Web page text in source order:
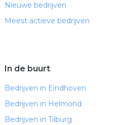
Nieuwe bedrijven
Meest actieve bedrijven
In de buurt
Bedrijven in Eindhoven
Bedrijven in Helmond
Bedrijven in Tilburg